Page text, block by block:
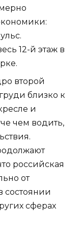
12-й этаж в
второй
близко к
и
чем водить,
российская
от
состоянии
сферах